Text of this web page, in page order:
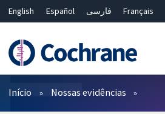
English Español فارسی
Français
Bahasa Malaysia
ไทย 繁體中文
Filtros
Início Nossas evidências